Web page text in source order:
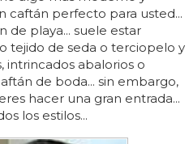
caftán perfecto para usted...
de playa... suele estar
tejido de seda o terciopelo y
intrincados abalorios o
de boda... sin embargo,
hacer una gran entrada...
los estilos...